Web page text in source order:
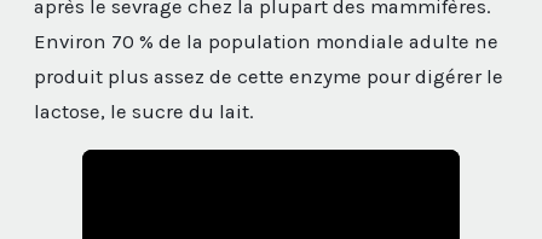
après le sevrage chez la plupart des mammifères.
Environ 70 % de la population mondiale adulte ne
produit plus assez de cette enzyme pour digérer le
lactose, le sucre du lait.